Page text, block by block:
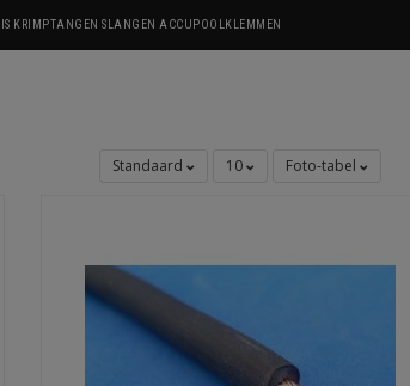
KRIMPTANGEN SLANGEN ACCUPOOLKLEMMEN
Standaard 10 Foto-tabel